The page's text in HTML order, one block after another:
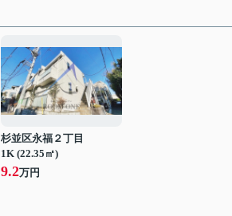
杉並区永福２丁目
1K (22.35㎡)
9.2万円